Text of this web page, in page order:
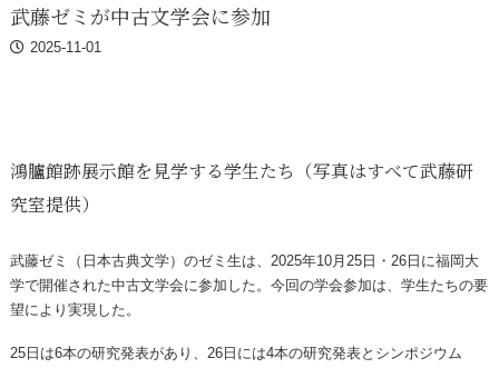
武藤ゼミが中古文学会に参加
2025-11-01
鴻臚館跡展示館を見学する学生たち（写真はすべて武藤研
究室提供）
武藤ゼミ（日本古典文学）のゼミ生は、2025年10月25日・26日に福岡大
学で開催された中古文学会に参加した。今回の学会参加は、学生たちの要
望により実現した。
25日は6本の研究発表があり、26日には4本の研究発表とシンポジウム